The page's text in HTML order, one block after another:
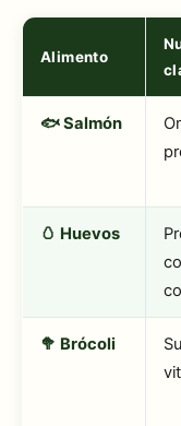
Alimento
🐟 Salmón
🥚 Huevos
🥦 Brócoli